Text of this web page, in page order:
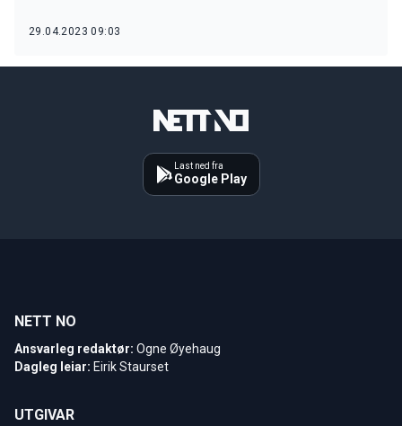
29.04.2023 09:03
Last ned fra
Google Play
NETT NO
Ansvarleg redaktør: Ogne Øyehaug
Dagleg leiar: Eirik Staurset
UTGIVAR